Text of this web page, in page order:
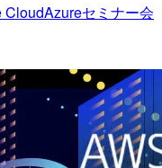
CloudAzureセミナー会